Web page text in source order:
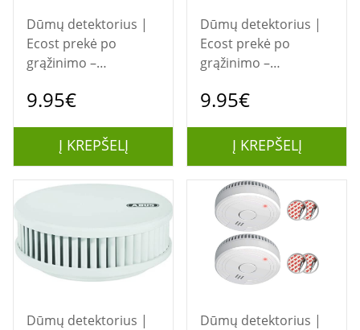
Dūmų detektorius |
Ecost prekė po
grąžinimo –
FSE‑19203 dūmų ir CO
(baltas, 1 vnt.)
9.95€
Į KREPŠELĮ
Dūmų detektorius |
Ecost prekė po
grąžinimo –
FSE‑19203 dūmų ir CO
(baltas, 1 vnt.)
9.95€
Į KREPŠELĮ
Dūmų detektorius |
Dūmų detektorius |